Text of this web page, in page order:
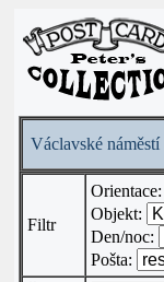
Václavské náměstí
Filtr
Orientace:
Objekt:
Den/noc:
Pošta: